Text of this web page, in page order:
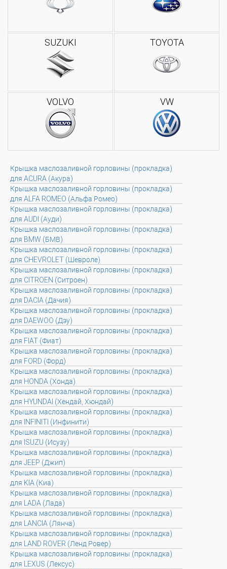
SUZUKI TOYOTA
VOLVO VW
Крышка маслозаливной горловины (прокладка)
для ACURA (Акура)
Крышка маслозаливной горловины (прокладка)
для ALFA ROMEO (Альфа Ромео)
Крышка маслозаливной горловины (прокладка)
для AUDI (Ауди)
Крышка маслозаливной горловины (прокладка)
для BMW (БМВ)
Крышка маслозаливной горловины (прокладка)
для CHEVROLET (Шевроле)
Крышка маслозаливной горловины (прокладка)
для CITROEN (Ситроен)
Крышка маслозаливной горловины (прокладка)
для DACIA (Дачия)
Крышка маслозаливной горловины (прокладка)
для DAEWOO (Дэу)
Крышка маслозаливной горловины (прокладка)
для FIAT (Фиат)
Крышка маслозаливной горловины (прокладка)
для FORD (Форд)
Крышка маслозаливной горловины (прокладка)
для HONDA (Хонда)
Крышка маслозаливной горловины (прокладка)
для HYUNDAI (Хендай, Хюндай)
Крышка маслозаливной горловины (прокладка)
для INFINITI (Инфинити)
Крышка маслозаливной горловины (прокладка)
для ISUZU (Исузу)
Крышка маслозаливной горловины (прокладка)
для JEEP (Джип)
Крышка маслозаливной горловины (прокладка)
для KIA (Киа)
Крышка маслозаливной горловины (прокладка)
для LADA (Лада)
Крышка маслозаливной горловины (прокладка)
для LANCIA (Лянча)
Крышка маслозаливной горловины (прокладка)
для LAND ROVER (Ленд Ровер)
Крышка маслозаливной горловины (прокладка)
для LEXUS (Лексус)